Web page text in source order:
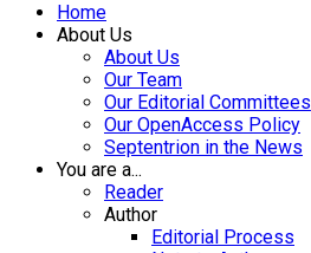
Home
About Us
About Us
Our Team
Our Editorial Committees
Our OpenAccess Policy
Septentrion in the News
You are a...
Reader
Author
Editorial Process